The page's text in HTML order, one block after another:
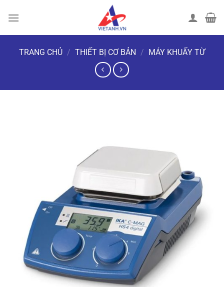
đến
TRANG CHỦ / THIẾT BỊ CƠ BẢN / MÁY KHUẤY TỪ